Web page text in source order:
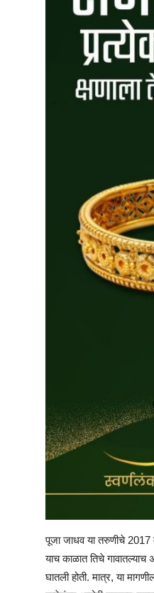
पूजा जाधव या तरुणीचे 2017
याच काळात तिचे
घातली होती. मात्र, या